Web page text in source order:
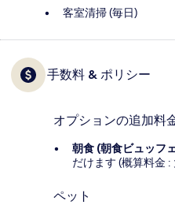
客室清掃 (毎日)
手数料 & ポリシー
オプションの追加料
朝食 (朝食ビュッフ
だけます (概算料金 :
ペット